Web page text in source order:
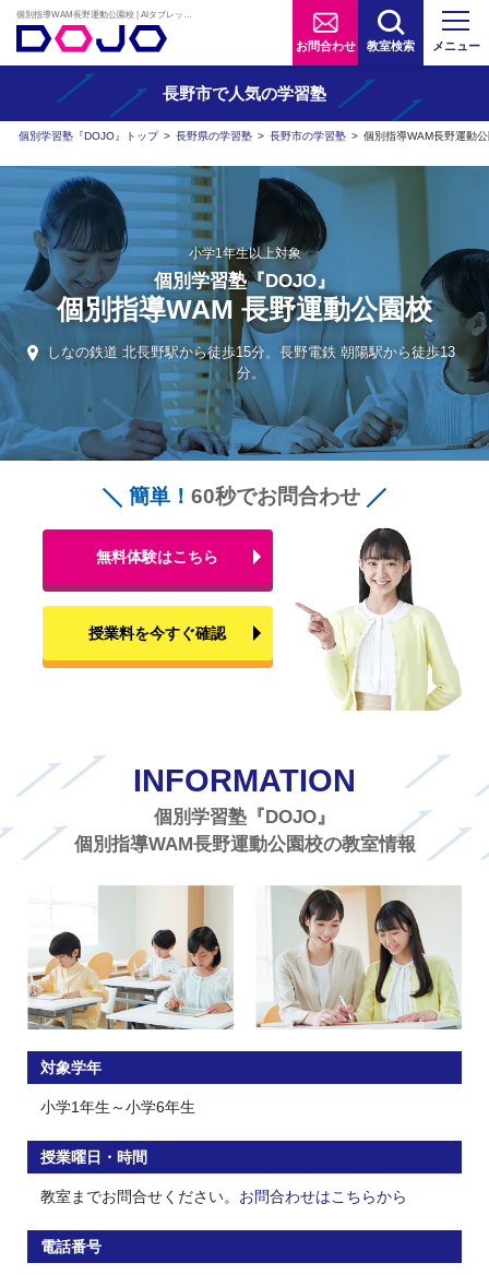
お問合わせ 教室検索 メニュー
長野市で人気の学習塾
個別学習塾『DOJO』トップ > 長野県の学習塾 > 長野市の学習塾 > 個別指導WAM長野運動
小学1年生以上対象
個別学習塾『DOJO』
個別指導WAM 長野運動公園校
しなの鉄道 北長野駅から徒歩15分。長野電鉄 朝陽駅から徒歩13
分。
簡単！ 60秒でお問合わせ
無料体験はこちら
授業料を今すぐ確認
INFORMATION
個別学習塾『DOJO』
個別指導WAM長野運動公園校の教室情報
対象学年
小学1年生～小学6年生
授業曜日・時間
教室までお問合せください。 お問合わせはこちらから
電話番号